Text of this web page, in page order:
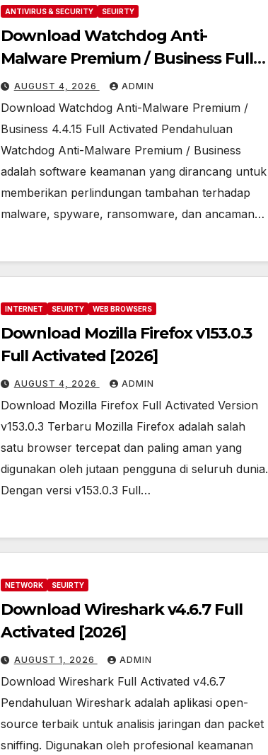
ANTIVIRUS & SECURITY SEUIRTY
Download Watchdog Anti-
Malware Premium / Business Full
Activated [2026]
AUGUST 4, 2026 ADMIN
Download Watchdog Anti-Malware Premium /
Business 4.4.15 Full Activated Pendahuluan
Watchdog Anti-Malware Premium / Business
adalah software keamanan yang dirancang untuk
memberikan perlindungan tambahan terhadap
malware, spyware, ransomware, dan ancaman…
INTERNET SEUIRTY WEB BROWSERS
Download Mozilla Firefox v153.0.3
Full Activated [2026]
AUGUST 4, 2026 ADMIN
Download Mozilla Firefox Full Activated Version
v153.0.3 Terbaru Mozilla Firefox adalah salah
satu browser tercepat dan paling aman yang
digunakan oleh jutaan pengguna di seluruh dunia.
Dengan versi v153.0.3 Full…
NETWORK SEUIRTY
Download Wireshark v4.6.7 Full
Activated [2026]
AUGUST 1, 2026 ADMIN
Download Wireshark Full Activated v4.6.7
Pendahuluan Wireshark adalah aplikasi open-
source terbaik untuk analisis jaringan dan packet
sniffing. Digunakan oleh profesional keamanan